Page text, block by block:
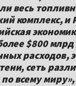
весь
комплекс, и
$800 млрд
расходов,
сеть
всему миру»,